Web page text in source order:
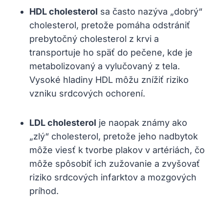
HDL cholesterol sa často nazýva „dobrý“
cholesterol, pretože pomáha odstrániť
prebytočný cholesterol z krvi a
transportuje ho späť do pečene, kde je
metabolizovaný a vylučovaný z tela.
Vysoké hladiny HDL môžu znížiť riziko
vzniku srdcových ochorení.
LDL cholesterol je naopak známy ako
„zlý“ cholesterol, pretože jeho nadbytok
môže viesť k tvorbe plakov v artériách, čo
môže spôsobiť ich zužovanie a zvyšovať
riziko srdcových infarktov a mozgových
príhod.